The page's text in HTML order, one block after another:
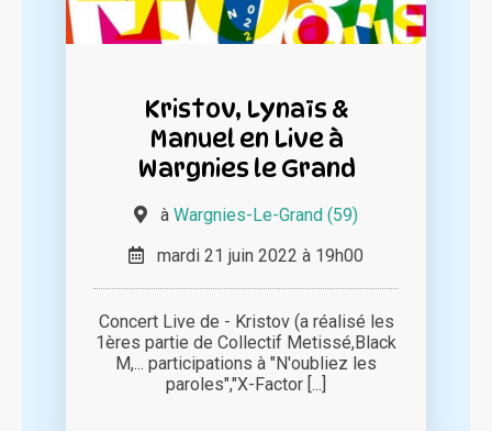
Kristov, Lynaïs &
Manuel en Live à
Wargnies le Grand
à Wargnies-Le-Grand (59)
mardi 21 juin 2022 à 19h00
Concert Live de - Kristov (a réalisé les
1ères partie de Collectif Metissé,Black
M,... participations à "N'oubliez les
paroles","X-Factor [...]